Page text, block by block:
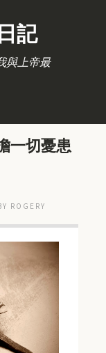
記
與上帝最
一切憂患
ROGERY